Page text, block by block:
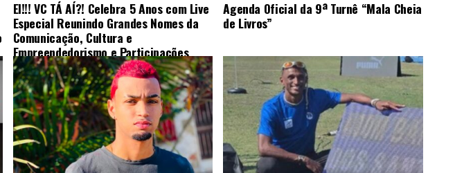
EI!!! VC TÁ AÍ?! Celebra 5 Anos com Live
Especial Reunindo Grandes Nomes da
Comunicação, Cultura e
Empreendedorismo e Participações
Surpresa
Agenda Oficial da 9ª Turnê “Mala Cheia
de Livros”